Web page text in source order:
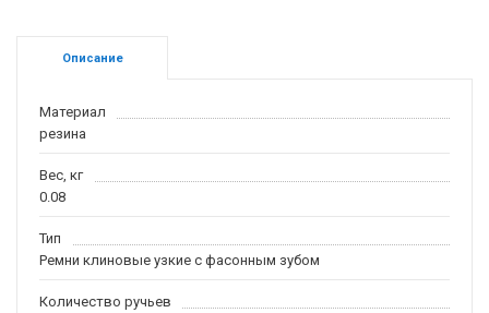
Описание
Материал
резина
Вес, кг
0.08
Тип
Ремни клиновые узкие с фасонным зубом
Количество ручьев